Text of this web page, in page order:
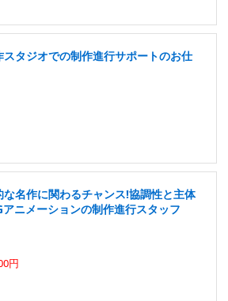
タジオでの制作進行サポートのお仕
名作に関わるチャンス!協調性と主体
ニメーションの制作進行スタッフ
円